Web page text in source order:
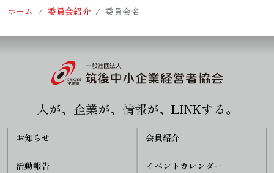
ホーム 委員会紹介 委員会名
人が、企業が、情報が、LINKする。
お知らせ
活動報告
会員紹介
イベントカレンダー